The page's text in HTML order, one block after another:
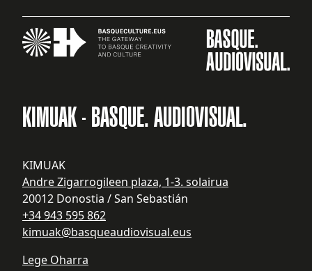
KIMUAK - BASQUE. AUDIOVISUAL.
KIMUAK
Andre Zigarrogileen plaza, 1-3. solairua
20012 Donostia / San Sebastián
+34 943 595 862
kimuak@basqueaudiovisual.eus
Lege Oharra